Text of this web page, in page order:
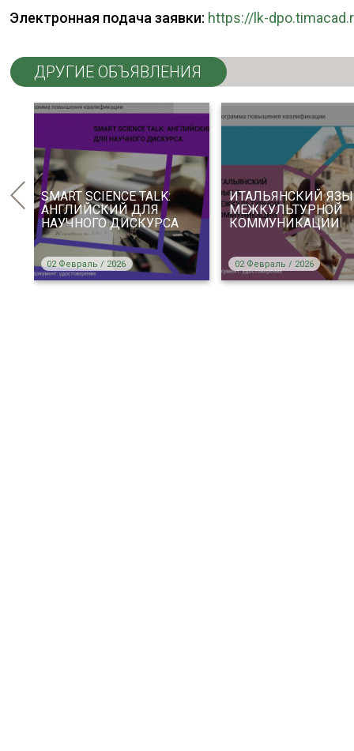
Электронная подача заявки: https://lk-
ДРУГИЕ ОБЪЯВЛЕНИЯ
SMART SCIENCE TALK:
АНГЛИЙСКИЙ ДЛЯ
НАУЧНОГО ДИСКУРСА
02 Февраль / 2026
ИТАЛЬЯНСКИЙ
МЕЖКУЛЬТУРНОЙ
КОММУНИКАЦИИ
02 Февраль / 2026